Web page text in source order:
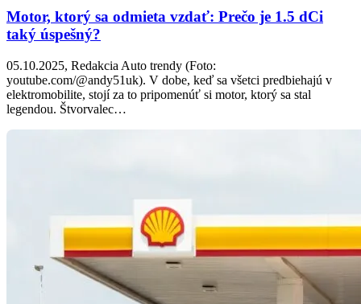
Motor, ktorý sa odmieta vzdať: Prečo je 1.5 dCi
taký úspešný?
05.10.2025, Redakcia Auto trendy (Foto:
youtube.com/@andy51uk). V dobe, keď sa všetci predbiehajú v
elektromobilite, stojí za to pripomenúť si motor, ktorý sa stal
legendou. Štvorvalec…